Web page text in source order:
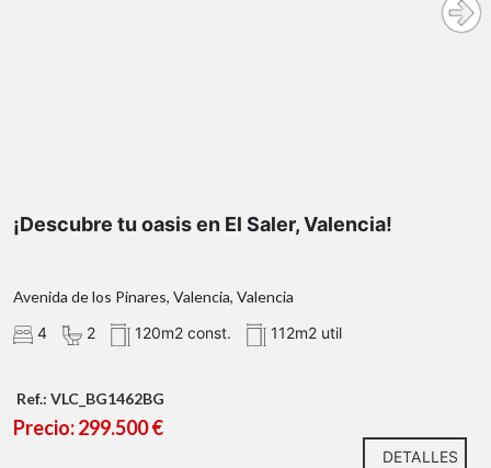
¡Descubre tu oasis en El Saler, Valencia!
Avenida de los Pinares, Valencia, Valencia
4
2 120m2 const. 112m2 util
Ref.: VLC_BG1462BG
Precio: 299.500 €
DETALLES